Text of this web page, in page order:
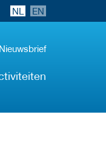
NL EN
Nieuwsbrief